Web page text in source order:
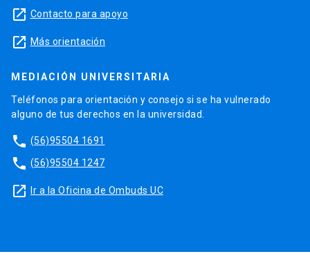
launch Contacto para apoyo
launch Más orientación
MEDIACIÓN UNIVERSITARIA
Teléfonos para orientación y consejo si se ha vulnerado
alguno de tus derechos en la universidad.
phone (56)95504 1691
phone (56)95504 1247
launch Ir a la Oficina de Ombuds UC